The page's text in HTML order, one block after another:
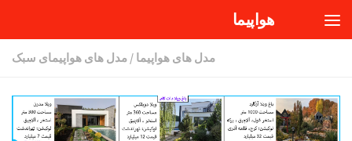
هواپیما
مدل های هواپیما / مدل های هواپیمای سبک